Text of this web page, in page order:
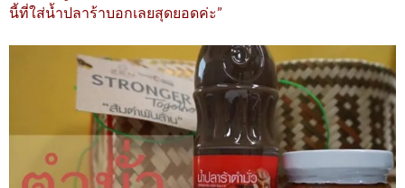
นี้ที่ใส่น้ำปลาร้าบอกเลยสุดยอดค่ะ”